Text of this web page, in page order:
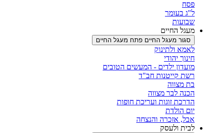
פסח
ל"ג בעומר
שבועות
מעגל החיים
סגור מעגל החיים פתח מעגל החיים
לאמא ולתינוק
חינוך יהודי
מועדון ילדים - המעשים הטובים
רשת קייטנות חב"ד
בת מצווה
הכנה לבר מצווה
הדרכת זוגות ועריכת חופות
יום הולדת
אבל, אזכרה והנצחה
לבית ולעסק